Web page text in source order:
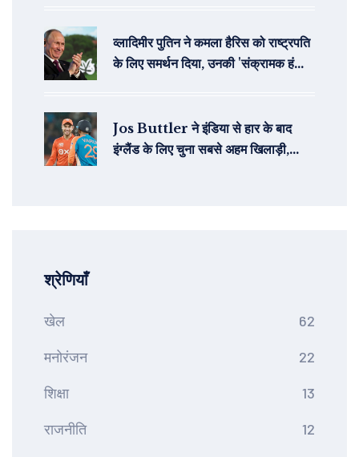
व्लादिमीर पुतिन ने कमला हैरिस को राष्ट्रपति
के लिए समर्थन दिया, उनकी 'संक्रामक हंसी'
Jos Buttler ने इंडिया से हार के बाद
इंग्लैंड के लिए चुना सबसे अहम खिलाड़ी,
श्रेणियाँ
खेल 62
मनोरंजन 22
शिक्षा 13
राजनीति 12